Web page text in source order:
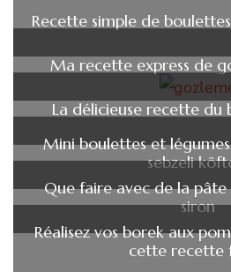
Recette simple de
Ma recette express de
La délicieuse recette du
Mini boulettes et
sebzeli
Que faire avec de la
siron
Réalisez vos borek aux
cette recette